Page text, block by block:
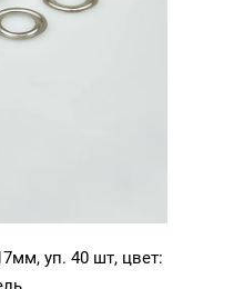
уп. 40 шт, цвет: